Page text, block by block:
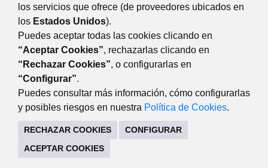
los servicios que ofrece (de proveedores ubicados en
los Estados Unidos).
Puedes aceptar todas las cookies clicando en
“Aceptar Cookies”, rechazarlas clicando en
“Rechazar Cookies”, o configurarlas en
“Configurar”.
Puedes consultar más información, cómo configurarlas
y posibles riesgos en nuestra Política de Cookies.
RECHAZAR COOKIES
CONFIGURAR
ACEPTAR COOKIES
Anterior sábado
Avda. de Guadarrama, 34 (lateral del edificio). 28220
Majadahonda Madrid
916341440
MAPA WEB
AVISO LEGAL
POLÍTICA DE COOKIES